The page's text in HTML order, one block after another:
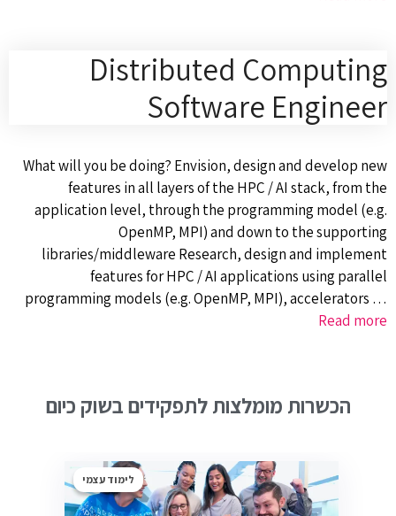
Distributed Computing
Software Engineer
What will you be doing? Envision, design and develop new
features in all layers of the HPC / AI stack, from the
application level, through the programming model (e.g.
OpenMP, MPI) and down to the supporting
libraries/middleware Research, design and implement
features for HPC / AI applications using parallel
programming models (e.g. OpenMP, MPI), accelerators …
Read more
הכשרות מומלצות לתפקידים בשוק כיום
לימוד עצמי